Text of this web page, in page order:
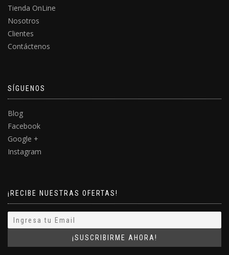
Tienda OnLine
Nosotros
Clientes
Contáctenos
SÍGUENOS
Blog
Facebook
Google +
Instagram
¡RECIBE NUESTRAS OFERTAS!